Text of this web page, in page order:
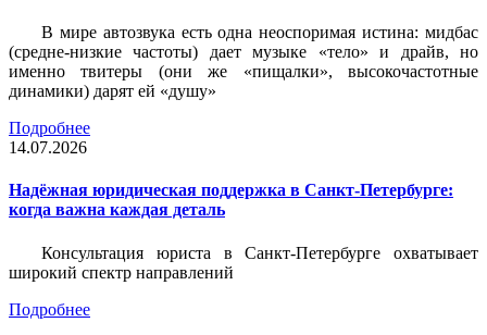
В мире автозвука есть одна неоспоримая истина: мидбас
(средне-низкие частоты) дает музыке «тело» и драйв, но
именно твитеры (они же «пищалки», высокочастотные
динамики) дарят ей «душу»
Подробнее
14.07.2026
Надёжная юридическая поддержка в Санкт-Петербурге:
когда важна каждая деталь
Консультация юриста в Санкт-Петербурге охватывает
широкий спектр направлений
Подробнее